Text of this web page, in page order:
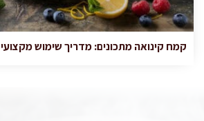
קמח קינואה מתכונים: מדריך שימוש מקצועי